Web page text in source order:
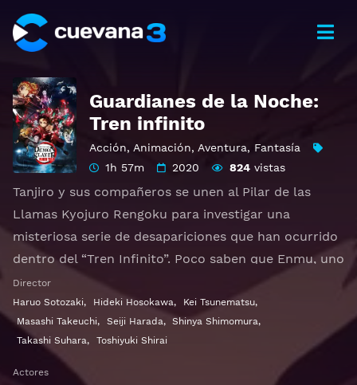
Guardianes de la Noche:
Tren infinito
Acción, Animación, Aventura, Fantasía
1h 57m
2020 824 vistas
Tanjiro y sus compañeros se unen al Pilar de las
Llamas Kyojuro Rengoku para investigar una
misteriosa serie de desapariciones que han ocurrido
dentro del “Tren Infinito”. Poco saben que Enmu, uno
de los miembros de las Doce Lunas Demoníacas,
también está a bordo y les ha preparado una
trampa.
Otros títulos:劇場版「鬼滅の刃」無限列車編
Demon
Slayer: Mugen Train La Película
Director
Haruo Sotozaki, Hideki Hosokawa, Kei Tsunematsu,
Masashi Takeuchi, Seiji Harada, Shinya Shimomura,
Takashi Suhara, Toshiyuki Shirai
Actores